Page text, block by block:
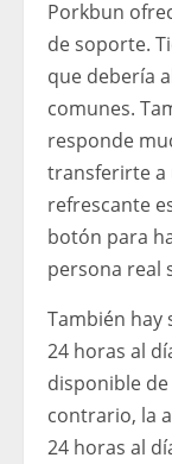
Porkbun
de soporte.
que debería
comunes.
responde
transferirte a
refrescante
botón para
persona real
También hay
24 horas al
disponible de
contrario, la
24 horas al